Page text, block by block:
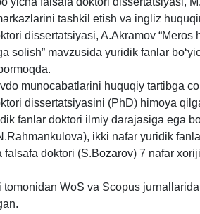
tashkil etish va ingliz
dissertatsiyasi, A.Akramov “Meros
solish” mavzusida yuridik fanlar
munocabatlarini huquqiy tartibga
dissertatsiyasini (PhD) himoya
fanlar doktori ilmiy darajasiga ega
.Rahmankulova), ikki nafar yuridik
falsafa doktori (S.Bozarov) 7 nafar
WoS va Scopus